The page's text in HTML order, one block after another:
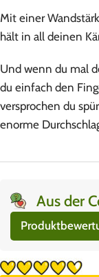
Mit einer
hält in all deinen
Und wenn du mal
du einfach den
versprochen du
enorme
Aus der